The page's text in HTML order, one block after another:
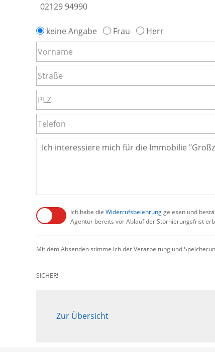
02129 94990
keine Angabe Frau Herr
Ich habe die Widerrufsbelehrunggelesen und
Agentur bereits vor Ablauf der Stornierungsfrist
Mit dem Absenden stimme ich der Verarbeitung und
SICHER!
Zur Übersicht